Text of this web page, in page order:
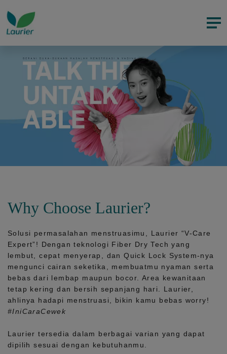
Why Choose Laurier?
Solusi permasalahan menstruasimu, Laurier “V-Care
Expert”! Dengan teknologi Fiber Dry Tech yang
lembut, cepat menyerap, danQuick Lock System-nya
mengunci cairan seketika, membuatmu nyaman serta
bebas dari lembap maupun bocor. Area kewanitaan
tetap kering dan bersih sepanjang hari.
Laurier,
ahlinya hadapi menstruasi, bikin kamu bebas worry!
#IniCaraCewek
Laurier tersedia dalam berbagai varian yang dapat
dipilih sesuai dengan kebutuhanmu.